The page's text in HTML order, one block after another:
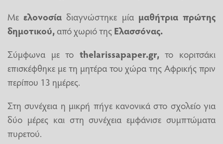
Μεελονοσία διαγνώστηκε μία μαθήτρια πρώτης
δημοτικού, από χωριό της Ελασσόνας.
Σύμφωνα με το thelarissapaper.gr, το κοριτσάκι
επισκέφθηκε με τη μητέρα του χώρα της Αφρικής πριν
περίπου 13 ημέρες.
Στη συνέχεια η μικρή πήγε κανονικά στο σχολείο για
δύο μέρες και στη συνέχεια εμφάνισε συμπτώματα
πυρετού.